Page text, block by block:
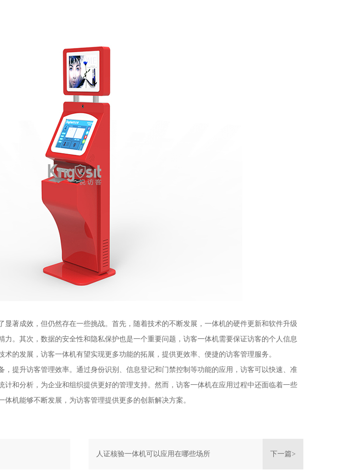
显著成效，但仍然存在一些挑战。首先，随着技术的不断发展，一体机的硬件更新和软件升级
力。其次，数据的安全性和隐私保护也是一个重要问题，访客一体机需要保证访客的个人信息
的发展，访客一体机有望实现更多功能的拓展，提供更效率、便捷的访客管理服务。
，提升访客管理效率。通过身份识别、信息登记和门禁控制等功能的应用，访客可以快速、准
计和分析，为企业和组织提供更好的管理支持。然而，访客一体机在应用过程中还面临着一些
机能够不断发展，为访客管理提供更多的创新解决方案。
下一篇>
人证核验一体机可以应用在哪些场所